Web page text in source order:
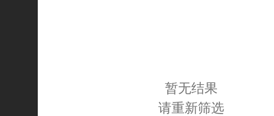
暂无结果
请重新筛选